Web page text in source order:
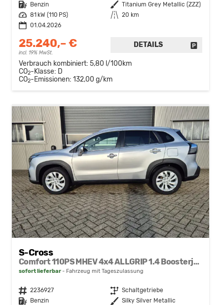
Kraftstoff
Benzin Außenfarbe Titanium Grey Metallic (ZZZ)
Leistung
81 kW (110 PS) Kilometerstand
20 km
01.04.2026
25.240,– €
incl. 19% MwSt.
DETAILS
Verbrauch kombiniert: 5,80 l/100km
CO2-Klasse: D
CO2-Emissionen: 132,00 g/km
S-Cross
Comfort 110PS MHEV 4x4 ALLGRIP 1.4 Boosterjet Navi Klimaautomatik Sitzheizung ACC PDC v+h Rückf.Kamera Suzuki-Radio Apple CarPlay Android Auto Touchscreen 2xKeyless 17-LM
sofort lieferbar Fahrzeug mit Tageszulassung
Fahrzeugnr. 2236927 Getriebe Schaltgetriebe
Kraftstoff
Benzin Außenfarbe Silky Silver Metallic